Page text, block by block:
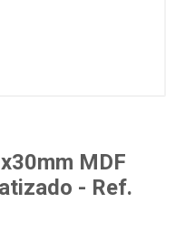
MDF
- Ref.